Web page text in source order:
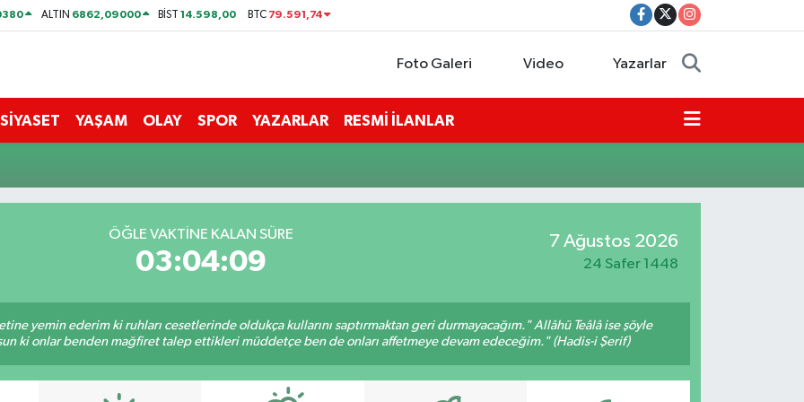
ALTIN 6862,09000 BİST14.598,00 BTC 79.591,74
Foto Galeri Video Yazarlar
SİYASET YAŞAM OLAY SPOR YAZARLAR RESMİ İLANLAR
ÖĞLE VAKTİNE KALAN SÜRE
03:04:09
7 Ağustos 2026
24 Safer 1448
yemin ederim ki ruhları cesetlerinde oldukça kullarını saptırmaktan geri durmayacağım." Allâhü Teâlâ ise şöyle
ki onlar benden mağfiret talep ettikleri müddetçe ben de onları affetmeye devam edeceğim." (Hadis-i Şerif)